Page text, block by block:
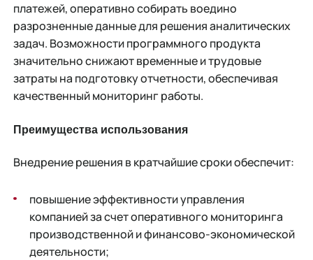
платежей, оперативно собирать воедино
разрозненные данные для решения аналитических
задач. Возможности программного продукта
значительно снижают временные и трудовые
затраты на подготовку отчетности, обеспечивая
качественный мониторинг работы.
Преимущества использования
Внедрение решения в кратчайшие сроки обеспечит:
повышение эффективности управления
компанией за счет оперативного мониторинга
производственной и финансово-экономической
деятельности;